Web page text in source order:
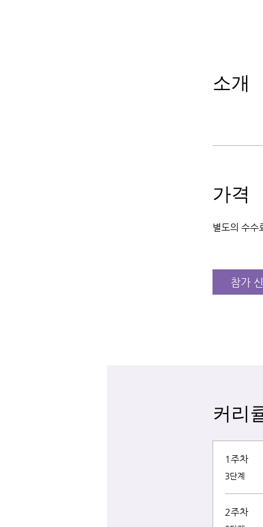
소개
가격
별도의 수수
참가
커리
1주차
.3단계
2주차
.